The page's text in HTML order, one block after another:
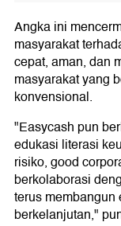
Angka ini
masyarakat
cepat, aman, dan
masyarakat yang
konvensional.
"Easycash pun
edukasi literasi
risiko, good
berkolaborasi
terus
berkelanjutan,"